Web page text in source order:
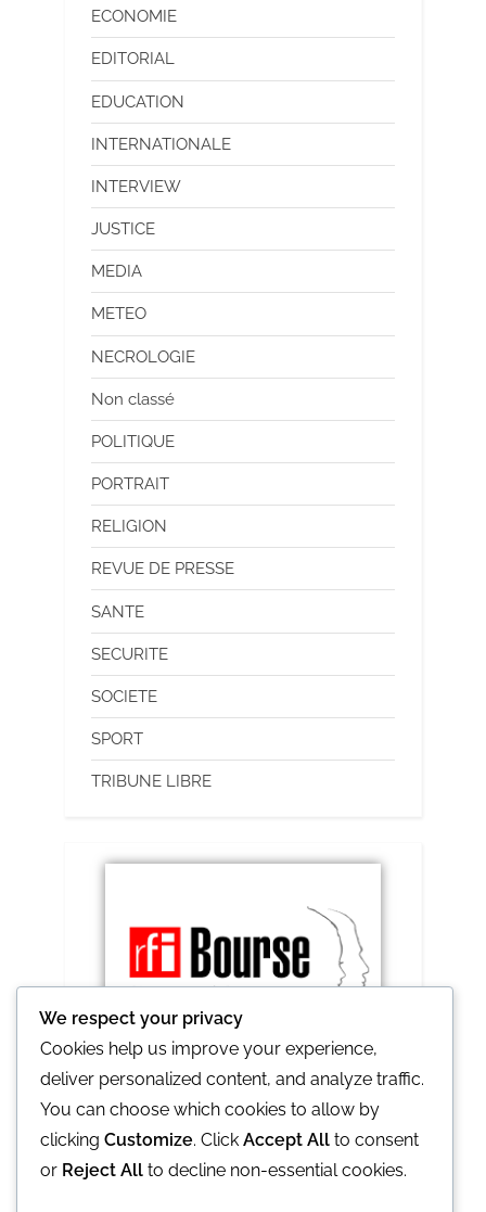
ECONOMIE
EDITORIAL
EDUCATION
INTERNATIONALE
INTERVIEW
JUSTICE
MEDIA
METEO
NECROLOGIE
Non classé
POLITIQUE
PORTRAIT
RELIGION
REVUE DE PRESSE
SANTE
SECURITE
SOCIETE
SPORT
TRIBUNE LIBRE
We respect your privacy
Cookies help us improve your experience,
deliver personalized content, and analyze traffic.
You can choose which cookies to allow by
clicking Customize. Click Accept All to consent
or Reject All to decline non-essential cookies.